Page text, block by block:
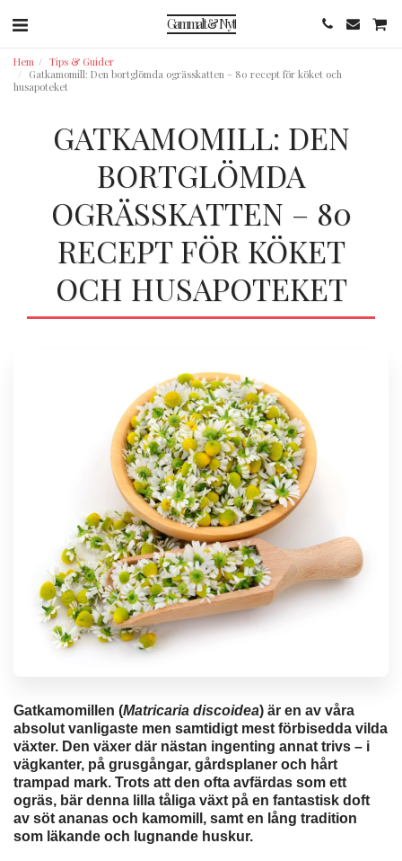
Gammalt & Nytt
Hem
Tips & Guider
Gatkamomill: Den bortglömda ogrässkatten – 80 recept för köket och
husapoteket
GATKAMOMILL: DEN
BORTGLÖMDA
OGRÄSSKATTEN – 80
RECEPT FÖR KÖKET
OCH HUSAPOTEKET
Gatkamomillen (Matricaria discoidea) är en av våra
absolut vanligaste men samtidigt mest förbisedda vilda
växter. Den växer där nästan ingenting annat trivs – i
vägkanter, på grusgångar, gårdsplaner och hårt
trampad mark. Trots att den ofta avfärdas som ett
ogräs, bär denna lilla tåliga växt på en fantastisk doft
av söt ananas och kamomill, samt en lång tradition
som läkande och lugnande huskur.